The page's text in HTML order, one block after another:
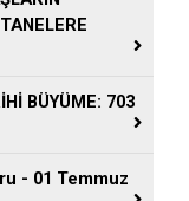
BÜYÜME: 703
- 01 Temmuz